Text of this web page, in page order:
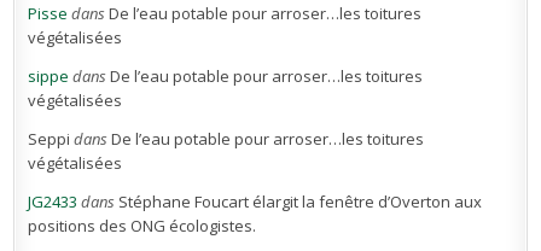
Pisse dansDe l’eau potable pour arroser…les toitures
végétalisées
sippe dansDe l’eau potable pour arroser…les toitures
végétalisées
Seppi dansDe l’eau potable pour arroser…les toitures
végétalisées
JG2433 dans Stéphane Foucart élargit la fenêtre d’Overton aux
positions des ONG écologistes.